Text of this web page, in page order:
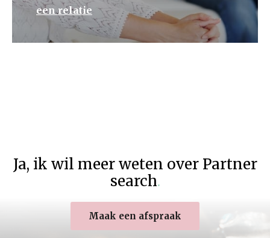
een relatie
Terug naar het overzicht
Ja, ik wil meer weten over Partner
search.
Maak een afspraak